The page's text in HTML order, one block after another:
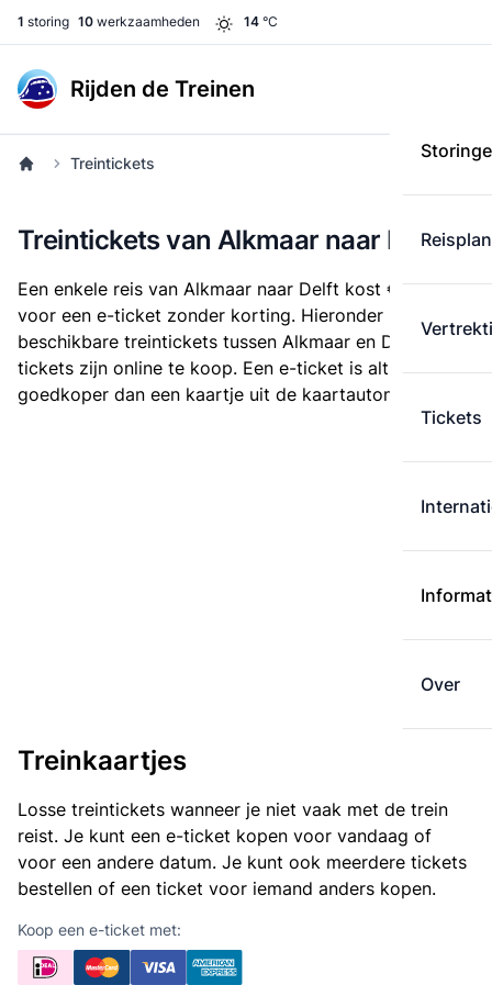
1 storing 10 werkzaamheden 14 °C
Rijden de Treinen
Tickets
Over
Treintickets
Treintickets van Alkmaar naar Delft
Een enkele reis van Alkmaar naar Delft kost € 20,60
voor een e-ticket zonder korting. Hieronder staan alle
beschikbare treintickets tussen Alkmaar en Delft. Deze
tickets zijn online te koop. Een e-ticket is altijd
goedkoper dan een kaartje uit de kaartautomaat.
Treinkaartjes
Losse treintickets wanneer je niet vaak met de trein
reist. Je kunt een e-ticket kopen voor vandaag of
voor een andere datum. Je kunt ook meerdere tickets
bestellen of een ticket voor iemand anders kopen.
Koop een e-ticket met: